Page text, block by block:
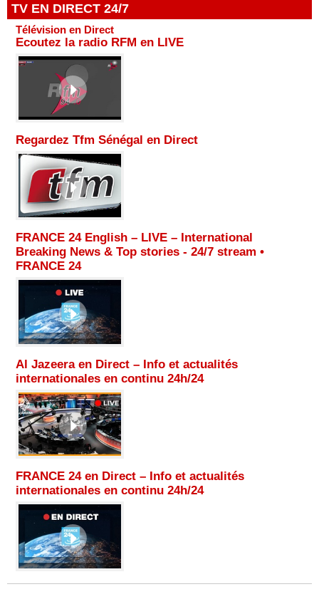
TV EN DIRECT 24/7
Télévision en Direct
Ecoutez la radio RFM en LIVE
Regardez Tfm Sénégal en Direct
FRANCE 24 English – LIVE – International
Breaking News & Top stories - 24/7 stream •
FRANCE 24
Al Jazeera en Direct – Info et actualités
internationales en continu 24h/24
FRANCE 24 en Direct – Info et actualités
internationales en continu 24h/24